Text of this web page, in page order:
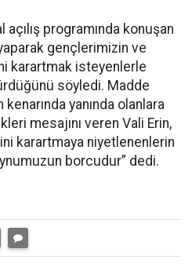
açılış programında konuşan
gençlerimizin ve
karartmak isteyenlerle
söyledi. Madde
yanında olanlara
mesajını veren Vali Erin,
karartmaya niyetlenenlerin
borcudur” dedi.